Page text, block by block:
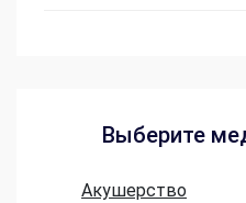
Выберите
Акушерство